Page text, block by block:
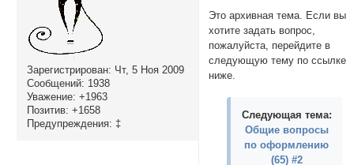
Зарегистрирован: Чт, 5 Ноя 2009
Сообщений: 1938
Уважение: +1963
Позитив: +1658
Предупреждения: ‡
Это архивная тема. Если вы
хотите задать вопрос,
пожалуйста, перейдите в
следующую тему по ссылке
ниже.
Следующая тема:
Общие вопросы
по оформлению
(65) #2